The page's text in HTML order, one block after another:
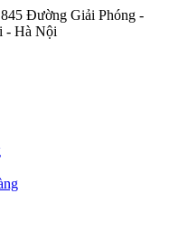
Đường Giải Phóng -
- Hà Nội